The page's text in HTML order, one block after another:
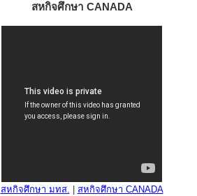
สหกิจศึกษา CANADA
สหกิจศึกษา มทส.
สหกิจศึกษา CANADA